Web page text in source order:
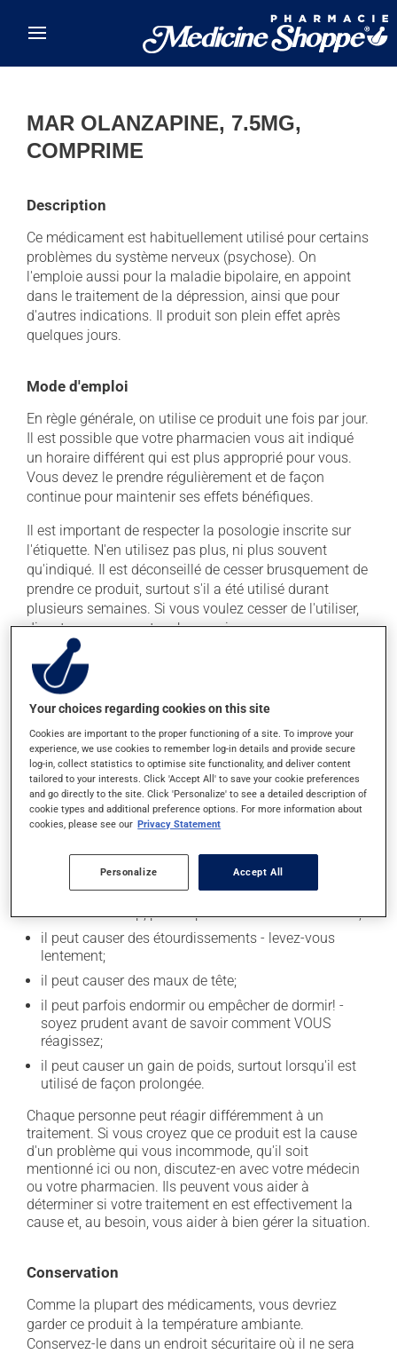
MAR OLANZAPINE, 7.5MG,
COMPRIME
Description
Ce médicament est habituellement utilisé pour certains
problèmes du système nerveux (psychose). On
l'emploie aussi pour la maladie bipolaire, en appoint
dans le traitement de la dépression, ainsi que pour
d'autres indications. Il produit son plein effet après
quelques jours.
Mode d'emploi
En règle générale, on utilise ce produit une fois par jour.
Il est possible que votre pharmacien vous ait indiqué
un horaire différent qui est plus approprié pour vous.
Vous devez le prendre régulièrement et de façon
continue pour maintenir ses effets bénéfiques.
Il est important de respecter la posologie inscrite sur
l'étiquette. N'en utilisez pas plus, ni plus souvent
qu'indiqué. Il est déconseillé de cesser brusquement de
prendre ce produit, surtout s'il a été utilisé durant
plusieurs semaines. Si vous voulez cesser de l'utiliser,
discutez-en avec votre pharmacien.
Ce médicament peut être pris avec ou sans nourriture,
sans égard aux repas ou aux collations. Ce
médicament peut augmenter les effets de l'alcool.
Limitez la consommation d'alcool à une prise
occasionnelle.
Effets indésirables
En plus de ses effets recherchés, ce produit peut à
il peut causer de la constipation - pour la prévenir,
buvez beaucoup, prenez plus de fibres alimentaires;
il peut causer des étourdissements - levez-vous
lentement;
il peut causer des maux de tête;
il peut parfois endormir ou empêcher de dormir! -
soyez prudent avant de savoir comment VOUS
réagissez;
il peut causer un gain de poids, surtout lorsqu'il est
utilisé de façon prolongée.
Chaque personne peut réagir différemment à un
traitement. Si vous croyez que ce produit est la cause
d'un problème qui vous incommode, qu'il soit
mentionné ici ou non, discutez-en avec votre médecin
ou votre pharmacien. Ils peuvent vous aider à
déterminer si votre traitement en est effectivement la
cause et, au besoin, vous aider à bien gérer la situation.
Conservation
Comme la plupart des médicaments, vous devriez
garder ce produit à la température ambiante.
Conservez-le dans un endroit sécuritaire où il ne sera
Your choices regarding cookies on this site
Cookies are important to the proper functioning of a site. To improve your
experience, we use cookies to remember log-in details and provide secure
log-in, collect statistics to optimise site functionality, and deliver content
tailored to your interests. Click 'Accept All' to save your cookie preferences
and go directly to the site. Click 'Personalize' to see a detailed description of
cookie types and additional preference options. For more information about
cookies, please see our Privacy Statement
Personalize Accept All